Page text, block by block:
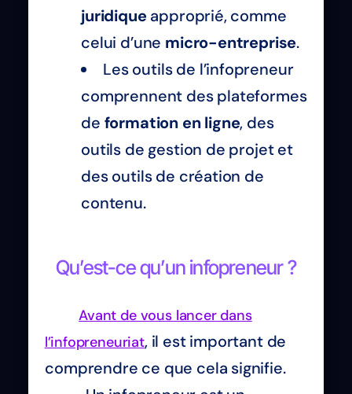
juridiqueapproprié, comme
celui d’une micro-entreprise.
Les outils de l’infopreneur
comprennent des plateformes
de formation en ligne, des
outils de gestion de projet et
des outils de création de
contenu.
Qu’est-ce qu’un infopreneur ?
Avant de vous lancer dans
l’infopreneuriat, il est important de
comprendre ce que cela signifie.